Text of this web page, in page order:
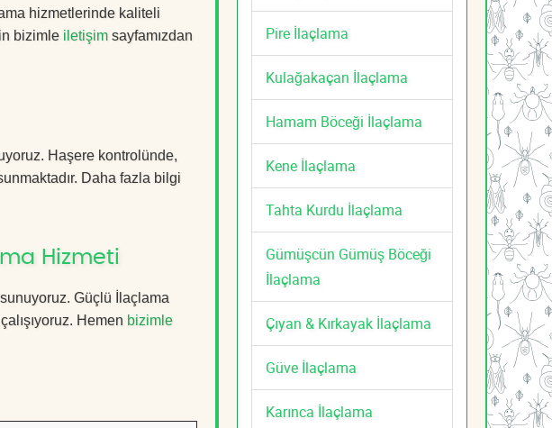
hizmetlerinde kaliteli
bizimle iletişim sayfamızdan
Haşere kontrolünde,
Daha fazla bilgi
Hizmeti
Güçlü İlaçlama
Hemen bizimle
Pire İlaçlama
Kulağakaçan İlaçlama
Hamam Böceği İlaçlama
Kene İlaçlama
Tahta Kurdu İlaçlama
Gümüşcün Gümüş Böceği
İlaçlama
Çıyan & Kırkayak İlaçlama
Güve İlaçlama
Karınca İlaçlama